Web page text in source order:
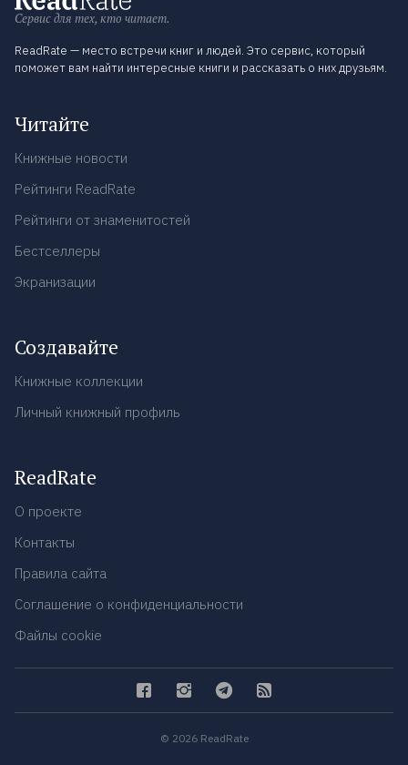
Сервис для тех, кто читает.
ReadRate — место встречи книг и людей. Это сервис, который
поможет вам найти интересные книги и рассказать о них друзьям.
Читайте
Книжные новости
Рейтинги ReadRate
Рейтинги от знаменитостей
Бестселлеры
Экранизации
Создавайте
Книжные коллекции
Личный книжный профиль
ReadRate
О проекте
Контакты
Правила сайта
Соглашение о конфиденциальности
Файлы cookie
© 2026 ReadRate